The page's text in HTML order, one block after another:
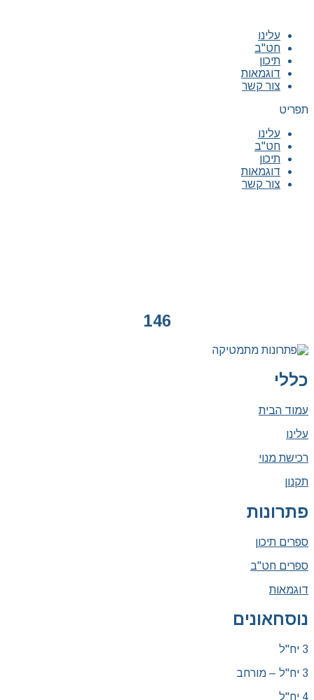
עלינו
חט"ב
תיכון
דוגמאות
צור קשר
תפריט
עלינו
חט"ב
תיכון
דוגמאות
צור קשר
146
כללי
עמוד הבית
עלינו
רכישת מנוי
תקנון
פתרונות
ספרים תיכון
ספרים חט"ב
דוגמאות
נוסחאונים
3 יח"ל
3 יח"ל – מורחב
4 יח"ל